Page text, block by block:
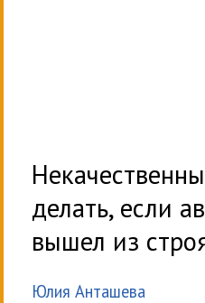
делать, если
вышел из
Юлия Анташева